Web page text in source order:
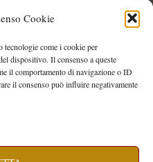
Cookie
come i cookie per
dispositivo. Il consenso a queste
il comportamento di navigazione o ID
il consenso può influire negativamente
Leggendarie